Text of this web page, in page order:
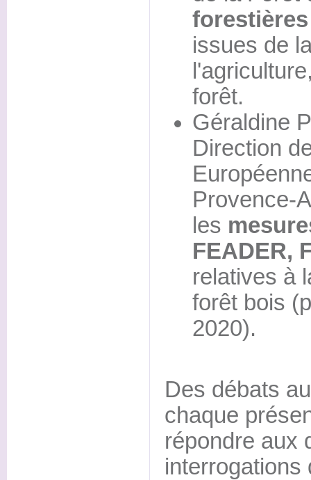
issues de
forêt.
Géraldine
Direction
Provence-
les
FEADER,
relatives à
forêt bois
2020).
Des débats
chaque
répondre aux
interrogations